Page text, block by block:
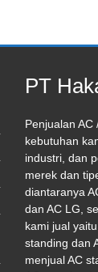
PT
Penjualan
kebutuhan
industri, dan
merek dan
diantaranya
dan AC LG,
kami jual
standing dan
menjual AC